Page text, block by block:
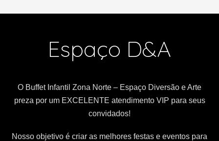
Espaço D&A
O Buffet Infantil Zona Norte – Espaço Diversão e Arte
preza por um EXCELENTE atendimento VIP para seus
convidados!
Nosso objetivo é criar as melhores festas e eventos para